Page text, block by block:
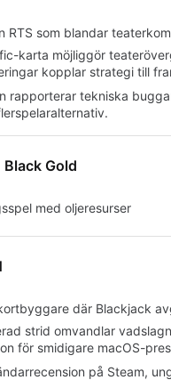
RTS som blandar
karta möjliggör
kopplar strategi till
rapporterar tekniska
Black Gold
med oljeresurser
där Blackjack
strid omvandlar
för smidigare macOS-
på Steam,